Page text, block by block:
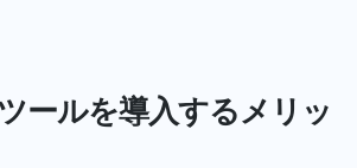
ールを導入するメリッ